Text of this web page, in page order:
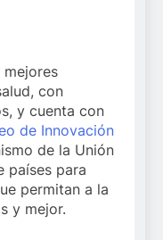
mejores
con
y cuenta con
de Innovación
de la Unión
países para
permitan a la
y mejor.